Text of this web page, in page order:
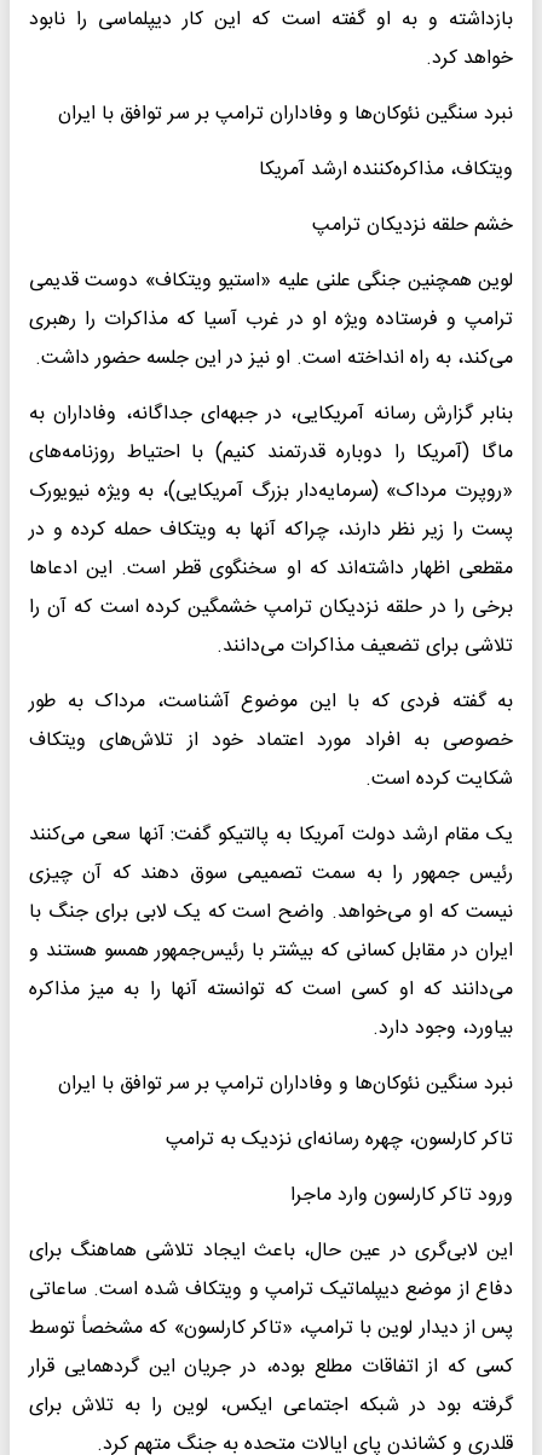
بازداشته و به او گفته است که این کار دیپلماسی را نابود
خواهد کرد.
نبرد سنگین نئوکان‌ها و وفاداران ترامپ بر سر توافق با ایران
ویتکاف، مذاکره‌کننده ارشد آمریکا
خشم حلقه نزدیکان ترامپ
لوین همچنین جنگی علنی علیه «استیو ویتکاف» دوست قدیمی
ترامپ و فرستاده ویژه او در غرب آسیا که مذاکرات را رهبری
می‌کند، به راه انداخته است. او نیز در این جلسه حضور داشت.
بنابر گزارش رسانه آمریکایی، در جبهه‌ای جداگانه، وفاداران به
ماگا (آمریکا را دوباره قدرتمند کنیم) با احتیاط روزنامه‌های
«روپرت مرداک» (سرمایه‌دار بزرگ آمریکایی)، به ویژه نیویورک
پست را زیر نظر دارند، چراکه آنها به ویتکاف حمله کرده و در
مقطعی اظهار داشته‌اند که او سخنگوی قطر است. این ادعاها
برخی را در حلقه نزدیکان ترامپ خشمگین کرده است که آن را
تلاشی برای تضعیف مذاکرات می‌دانند.
به گفته فردی که با این موضوع آشناست، مرداک به طور
خصوصی به افراد مورد اعتماد خود از تلاش‌های ویتکاف
شکایت کرده است.
یک مقام ارشد دولت آمریکا به پالتیکو گفت: آنها سعی می‌کنند
رئیس جمهور را به سمت تصمیمی سوق دهند که آن چیزی
نیست که او می‌خواهد. واضح است که یک لابی برای جنگ با
ایران در مقابل کسانی که بیشتر با رئیس‌جمهور همسو هستند و
می‌دانند که او کسی است که توانسته آنها را به میز مذاکره
بیاورد، وجود دارد.
نبرد سنگین نئوکان‌ها و وفاداران ترامپ بر سر توافق با ایران
تاکر کارلسون، چهره رسانه‌ای نزدیک به ترامپ
ورود تاکر کارلسون وارد ماجرا
این لابی‌گری در عین حال، باعث ایجاد تلاشی هماهنگ برای
دفاع از موضع دیپلماتیک ترامپ و ویتکاف شده است. ساعاتی
پس از دیدار لوین با ترامپ، «تاکر کارلسون» که مشخصاً توسط
کسی که از اتفاقات مطلع بوده، در جریان این گردهمایی قرار
گرفته بود در شبکه اجتماعی ایکس، لوین را به تلاش برای
قلدری و کشاندن پای ایالات متحده به جنگ متهم کرد.